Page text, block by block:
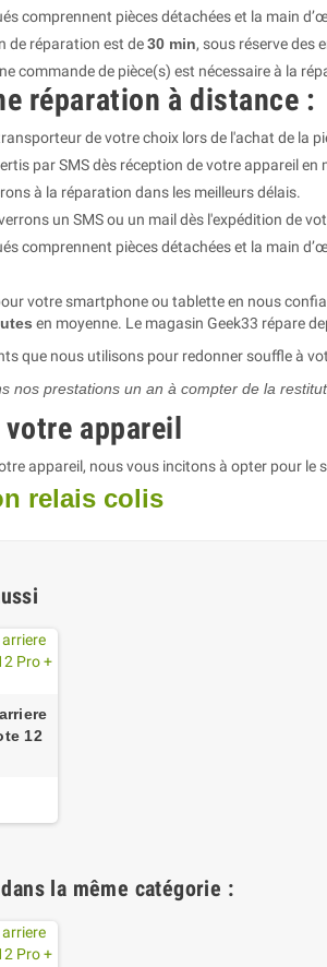
comprennent pièces détachées et la main
de réparation est de30 min, sous réserve des
commande de pièce(s) est nécessaire à la
réparation à distance :
de votre choix lors de l'achat de la
par SMS dès réception de votre appareil en
à la réparation dans les meilleurs délais.
un SMS ou un mail dès l'expédition de
comprennent pièces détachées et la main
votre smartphone ou tablette en nous
en moyenne. Le magasin Geek33 répare
que nous utilisons pour redonner souffle à
nos prestations un an à compter de la
appareil
appareil, nous vous incitons à opter pour le
relais colis
12
la même catégorie :